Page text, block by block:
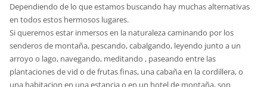
Dependiendo de lo que estamos buscando hay muchas alternativas
en todos estos hermosos lugares.
Si queremos estar inmersos en la naturaleza caminando por los
senderos de montaña, pescando, cabalgando, leyendo junto a un
arroyo o lago, navegando, meditando , paseando entre las
plantaciones de vid o de frutas finas, una cabaña en la cordillera, o
una habitacion en una estancia o en un hotel de montaña, son